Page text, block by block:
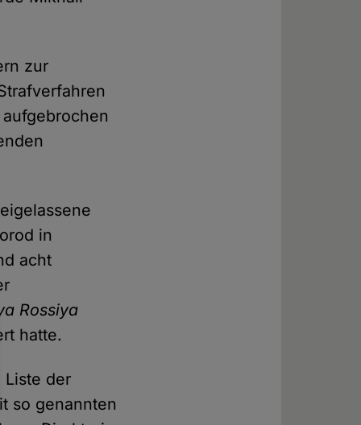
zur
in
acht
Rossiya
hatte.
Liste der
so genannten